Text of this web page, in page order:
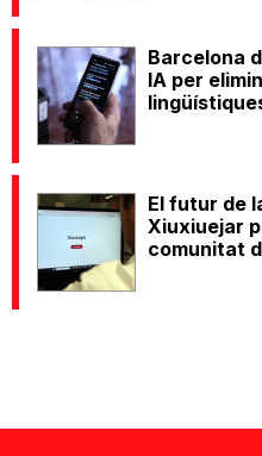
Barcelona
IA per
El futur de
Xiuxiuejar
comunitat